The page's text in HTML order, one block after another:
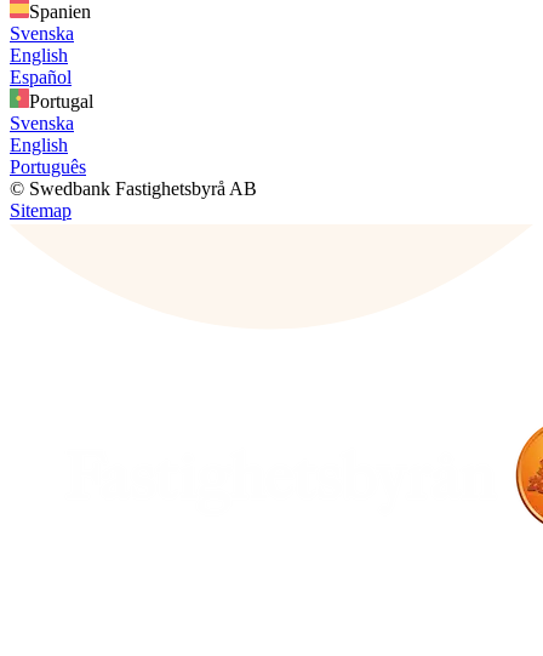
Spanien
Svenska
English
Español
Portugal
Svenska
English
Português
© Swedbank Fastighetsbyrå AB
Sitemap